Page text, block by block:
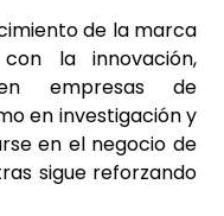
de la marca
la innovación,
empresas de
en investigación y
en el negocio de
sigue reforzando